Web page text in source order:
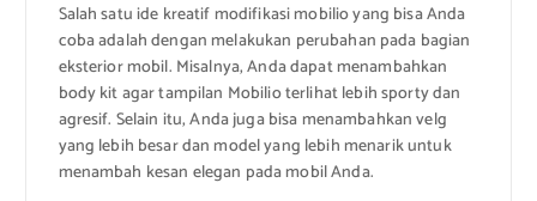
Salah satu ide kreatif modifikasi mobilio yang bisa Anda
coba adalah dengan melakukan perubahan pada bagian
eksterior mobil. Misalnya, Anda dapat menambahkan
body kit agar tampilan Mobilio terlihat lebih sporty dan
agresif. Selain itu, Anda juga bisa menambahkan velg
yang lebih besar dan model yang lebih menarik untuk
menambah kesan elegan pada mobil Anda.